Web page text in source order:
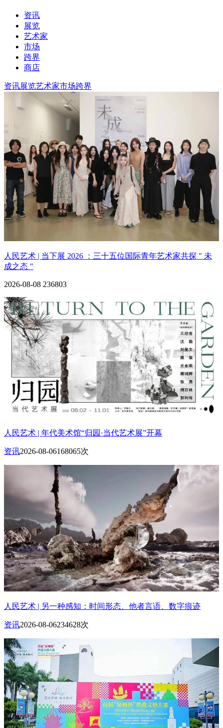
资讯
展览
艺术家
市场
跨界
商店
资讯展览艺术家市场跨界
人民艺术 | 当下展 2026 ：三十五位国际青年艺术家共探 " 未
成之态 "
2026-08-08 236803
人民艺术 | 年代美术馆“归园·当代艺术展”开幕
资讯2026-08-06168065次
人民艺术 | 另一种感知：时间形态、他者言语、数字痕迹
资讯2026-08-06234628次